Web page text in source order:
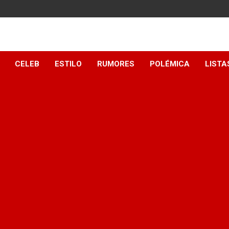
CELEB ESTILO RUMORES POLÉMICA